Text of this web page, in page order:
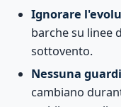
Ignorare
barche su linee
sottovento.
Nessuna
cambiano